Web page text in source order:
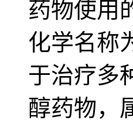
药物使用
化学名称
于治疗多
醇药物，